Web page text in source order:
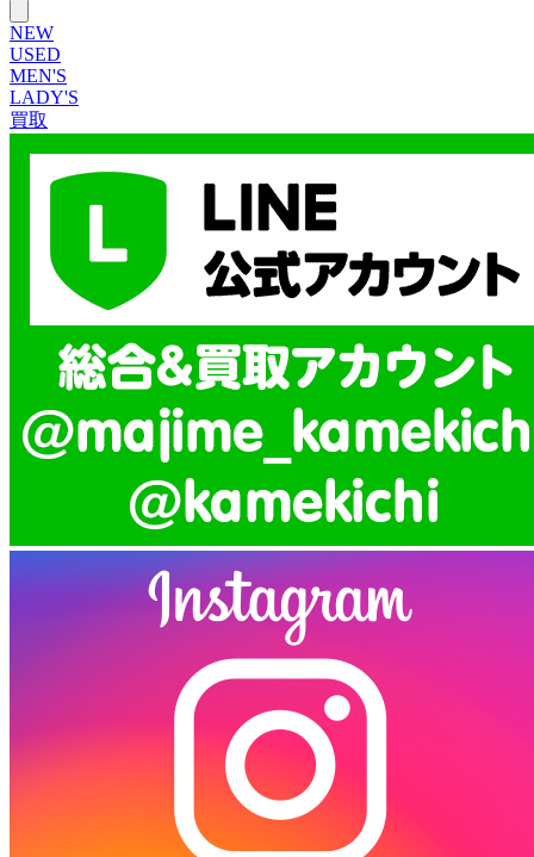
NEW
USED
MEN'S
LADY'S
買取